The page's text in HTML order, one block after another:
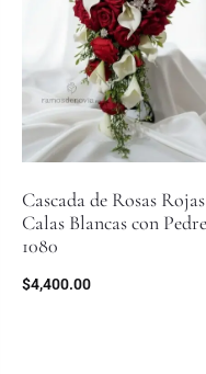
Cascada de Rosas
Calas Blancas con
1080
$4,400.00